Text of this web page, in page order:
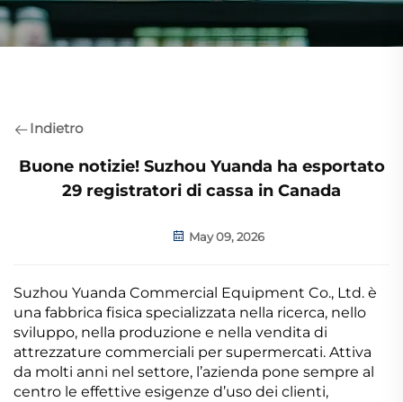
Indietro
Buone notizie! Suzhou Yuanda ha esportato
29 registratori di cassa in Canada
May 09, 2026
Suzhou Yuanda Commercial Equipment Co., Ltd. è
una fabbrica fisica specializzata nella ricerca, nello
sviluppo, nella produzione e nella vendita di
attrezzature commerciali per supermercati. Attiva
da molti anni nel settore, l’azienda pone sempre al
centro le effettive esigenze d’uso dei clienti,